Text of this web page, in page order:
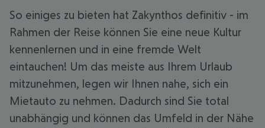
So einiges zu bieten hat Zakynthos definitiv - im
Rahmen der Reise können Sie eine neue Kultur
kennenlernen und in eine fremde Welt
eintauchen! Um das meiste aus Ihrem Urlaub
mitzunehmen, legen wir Ihnen nahe, sich ein
Mietauto zu nehmen. Dadurch sind Sie total
unabhängig und können das Umfeld in der Nähe